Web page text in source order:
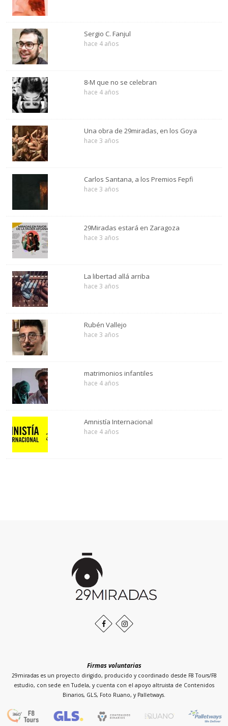
Sergio C. Fanjul
hace 4 años
8-M que no se celebran
hace 4 años
Una obra de 29miradas, en los Goya
hace 3 años
Carlos Santana, a los Premios Fepfi
hace 3 años
29Miradas estará en Zaragoza
hace 3 años
La libertad allá arriba
hace 3 años
Rubén Vallejo
hace 3 años
matrimonios infantiles
hace 4 años
Amnistía Internacional
hace 4 años
FacebookInstagram
Firmas voluntarias
29miradas es un proyecto dirigido, producido y coordinado desde F8 Tours/F8
estudio, con sede en Tudela, y cuenta con el apoyo altruista de Contenidos
Binarios, GLS, Foto Ruano, y Palletways.